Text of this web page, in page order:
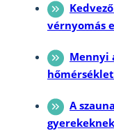
vérnyomás
Mennyi
A